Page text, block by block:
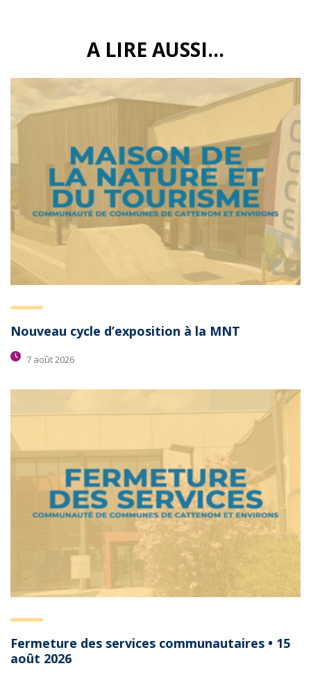
A LIRE AUSSI...
Nouveau cycle d’exposition à la MNT
7 août 2026
Fermeture des services communautaires • 15
août 2026